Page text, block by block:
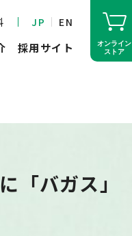
JP EN
採用サイト
オンライン
ストア
「バガス」